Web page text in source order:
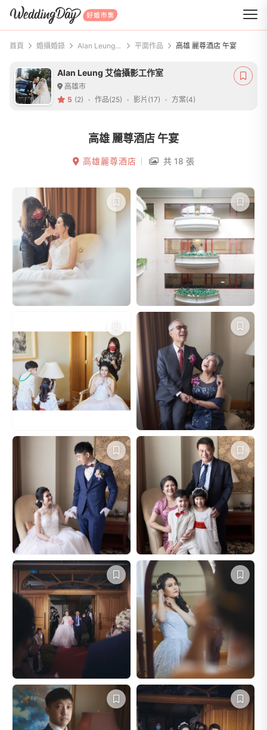
WeddingDay 好婚市集
首頁 婚攝婚錄 Alan Leung 艾倫攝影工作室 平面作品 高雄 麗尊酒店 午宴
Alan Leung 艾倫攝影工作室
高雄市
5 (2) 作品(25) 影片(17) 方案(4)
高雄 麗尊酒店 午宴
高雄麗尊酒店 共 18 張